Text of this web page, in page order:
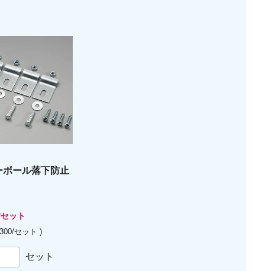
ボール落下防止
ット
セット )
セット